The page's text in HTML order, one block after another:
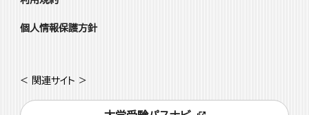
個人情報保護方針
< 関連サイト >